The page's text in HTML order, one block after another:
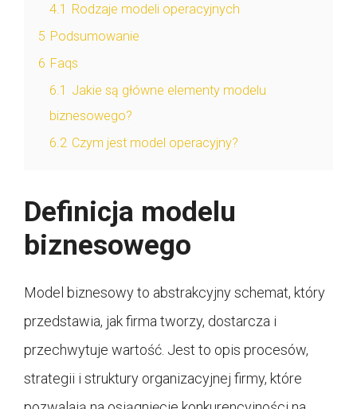
4.1 Rodzaje modeli operacyjnych
5 Podsumowanie
6 Faqs
6.1 Jakie są główne elementy modelu
biznesowego?
6.2 Czym jest model operacyjny?
Definicja modelu
biznesowego
Model biznesowy to abstrakcyjny schemat, który
przedstawia, jak firma tworzy, dostarcza i
przechwytuje wartość. Jest to opis procesów,
strategii i struktury organizacyjnej firmy, które